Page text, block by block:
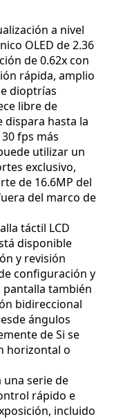
a nivel
OLED de 2.36
de 0.62x con
rápida, amplio
dioptrías
libre de
hasta la
fps más
utilizar un
exclusivo,
de 16.6MP del
del marco de
táctil LCD
disponible
y revisión
configuración y
pantalla también
bidireccional
ángulos
de Si se
horizontal o
serie de
rápido e
incluido